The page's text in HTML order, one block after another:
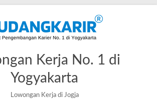
Kerja No. 1 di
Yogyakarta
Lowongan Kerja di Jogja